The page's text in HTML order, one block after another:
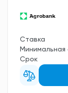
Ставка
Минимальная
Срок